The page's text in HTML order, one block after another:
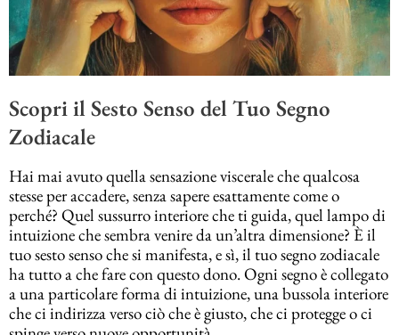
Scopri il Sesto Senso del Tuo Segno
Zodiacale
Hai mai avuto quella sensazione viscerale che qualcosa
stesse per accadere, senza sapere esattamente come o
perché? Quel sussurro interiore che ti guida, quel lampo di
intuizione che sembra venire da un’altra dimensione? È il
tuo sesto senso che si manifesta, e sì, il tuo segno zodiacale
ha tutto a che fare con questo dono. Ogni segno è collegato
a una particolare forma di intuizione, una bussola interiore
che ci indirizza verso ciò che è giusto, che ci protegge o ci